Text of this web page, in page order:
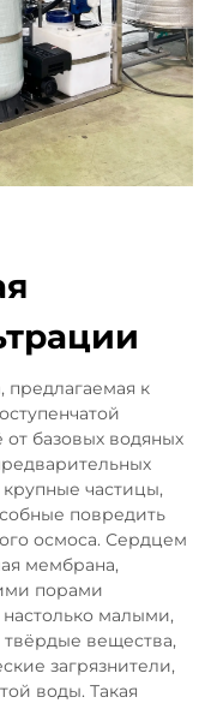
предлагаемая к
базовых водяных
частицы,
повредить
осмоса. Сердцем
мембрана,
порами
малыми,
вещества,
загрязнители,
воды. Такая